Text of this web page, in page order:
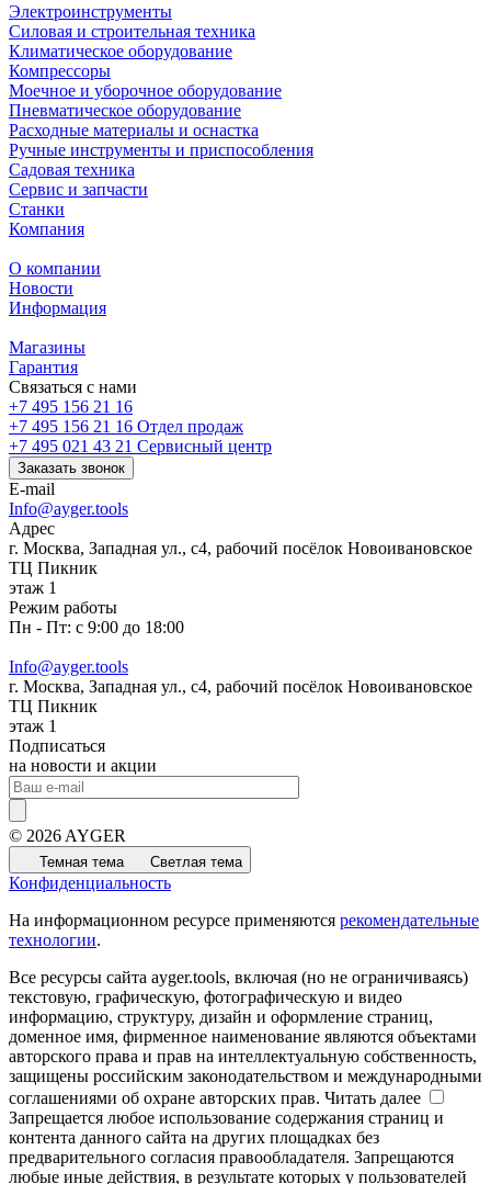
Электроинструменты
Силовая и строительная техника
Климатическое оборудование
Компрессоры
Моечное и уборочное оборудование
Пневматическое оборудование
Расходные материалы и оснастка
Ручные инструменты и приспособления
Садовая техника
Сервис и запчасти
Станки
Компания
О компании
Новости
Информация
Магазины
Гарантия
Связаться с нами
+7 495 156 21 16
+7 495 156 21 16 Отдел продаж
+7 495 021 43 21 Cервисный центр
Заказать звонок
E-mail
Info@ayger.tools
Адрес
г. Москва, Западная ул., с4, рабочий посёлок Новоивановское
ТЦ Пикник
этаж 1
Режим работы
Пн - Пт: с 9:00 до 18:00
Info@ayger.tools
г. Москва, Западная ул., с4, рабочий посёлок Новоивановское
ТЦ Пикник
этаж 1
Подписаться
на новости и акции
© 2026 AYGER
Темная тема Светлая тема
Конфиденциальность
На информационном ресурсе применяются рекомендательные
технологии.
Все ресурсы сайта ayger.tools, включая (но не ограничиваясь)
текстовую, графическую, фотографическую и видео
информацию, структуру, дизайн и оформление страниц,
доменное имя, фирменное наименование являются объектами
авторского права и прав на интеллектуальную собственность,
защищены российским законодательством и международными
соглашениями об охране авторских прав. Читать далее
Запрещается любое использование содержания страниц и
контента данного сайта на других площадках без
предварительного согласия правообладателя. Запрещаются
любые иные действия, в результате которых у пользователей